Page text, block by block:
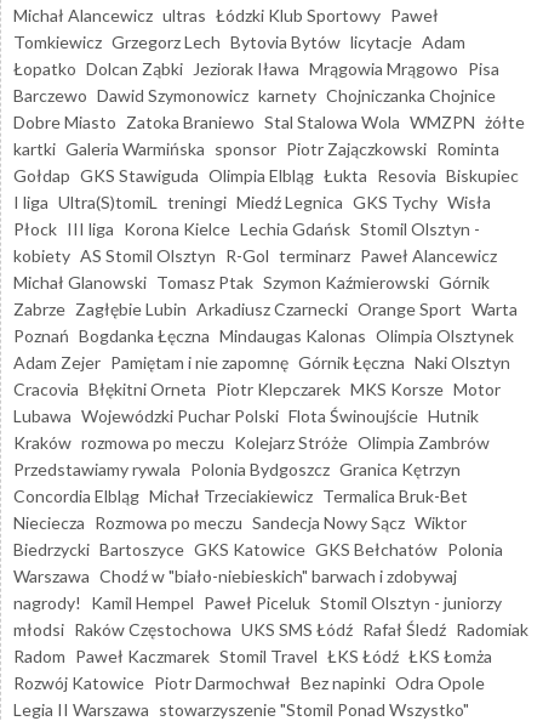
Michał Alancewicz ultras Łódzki Klub Sportowy Paweł
Tomkiewicz Grzegorz Lech Bytovia Bytów licytacje Adam
Łopatko Dolcan Ząbki Jeziorak Iława Mrągowia Mrągowo Pisa
Barczewo Dawid Szymonowicz karnety Chojniczanka Chojnice
Dobre Miasto Zatoka Braniewo Stal Stalowa Wola WMZPN żółte
kartki Galeria Warmińska sponsor Piotr Zajączkowski Rominta
Gołdap GKS Stawiguda Olimpia Elbląg Łukta Resovia Biskupiec
I liga Ultra(S)tomiL treningi Miedź Legnica GKS Tychy Wisła
Płock III liga Korona Kielce Lechia Gdańsk Stomil Olsztyn -
kobiety AS Stomil Olsztyn R-Gol terminarz Paweł Alancewicz
Michał Glanowski Tomasz Ptak Szymon Kaźmierowski Górnik
Zabrze Zagłębie Lubin Arkadiusz Czarnecki Orange Sport Warta
Poznań Bogdanka Łęczna Mindaugas Kalonas Olimpia Olsztynek
Adam Zejer Pamiętam i nie zapomnę Górnik Łęczna Naki Olsztyn
Cracovia Błękitni Orneta Piotr Klepczarek MKS Korsze Motor
Lubawa Wojewódzki Puchar Polski Flota Świnoujście Hutnik
Kraków rozmowa po meczu Kolejarz Stróże Olimpia Zambrów
Przedstawiamy rywala Polonia Bydgoszcz Granica Kętrzyn
Concordia Elbląg Michał Trzeciakiewicz Termalica Bruk-Bet
Nieciecza Rozmowa po meczu Sandecja Nowy Sącz Wiktor
Biedrzycki Bartoszyce GKS Katowice GKS Bełchatów Polonia
Warszawa Chodź w "biało-niebieskich" barwach i zdobywaj
nagrody!
Kamil Hempel Paweł Piceluk Stomil Olsztyn - juniorzy
młodsi Raków Częstochowa UKS SMS Łódź Rafał Śledź Radomiak
Radom Paweł Kaczmarek Stomil Travel ŁKS Łódź ŁKS Łomża
Rozwój Katowice Piotr Darmochwał Bez napinki Odra Opole
Legia II Warszawa stowarzyszenie "Stomil Ponad Wszystko"